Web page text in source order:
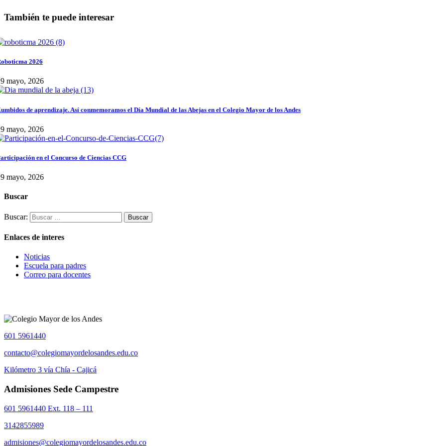
También te puede interesar
2026
mayo, 2026
de aprendizaje. Así conmemoramos el Día Mundial de las Abejas en el Colegio Mayor de los Andes
mayo, 2026
en el Concurso de Ciencias CCG
mayo, 2026
Buscar
Buscar:
Enlaces de interes
Noticias
Escuela para padres
Correo para docentes
601 5961440
contacto@colegiomayordelosandes.edu.co
Kilómetro 3 vía Chía - Cajicá
Admisiones Sede Campestre
601 5961440 Ext. 118 – 111
3142855989
admisiones@colegiomayordelosandes.edu.co